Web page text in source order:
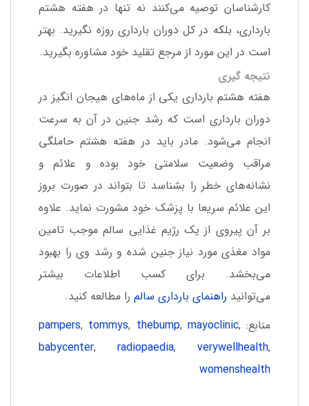
کارشناسان توصیه می‌کنند نه تنها در هفته هشتم
بارداری، بلکه در کل دوران بارداری روزه نگیرید. بهتر
است در این مورد از مرجع تقلید خود مشاوره بگیرید.
نتیجه گیری
هفته هشتم بارداری یکی از ماه‌های هیجان انگیز در
دوران بارداری است که رشد جنین در آن به سرعت
انجام می‌شود. مادر باید در هفته هشتم حاملگی
مراقب وضعیت سلامتی خود بوده و علائم و
نشانه‌های خطر را بشناسد تا بتواند در صورت بروز
این علائم سریعا با پزشک خود مشورت نماید. علاوه
بر آن پیروی از یک رژیم غذایی سالم موجب تامین
مواد مغذی مورد نیاز جنین شده و رشد وی را بهبود
می‌بخشد. برای کسب اطلاعات بیشتر
می‌توانید راهنمای بارداری سالم را مطالعه کنید.
منابع:
pampers, tommys, thebump, mayoclinic,
babycenter, radiopaedia, verywellhealth,
womenshealth